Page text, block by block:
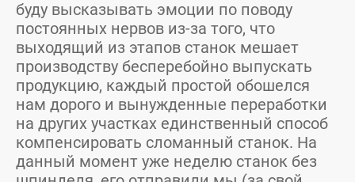
буду высказывать эмоции по поводу
постоянных нервов из-за того, что
выходящий из этапов станок мешает
производству бесперебойно выпускать
продукцию, каждый простой обошелся
нам дорого и вынужденные переработки
на других участках единственный способ
компенсировать сломанный станок. На
данный момент уже неделю станок без